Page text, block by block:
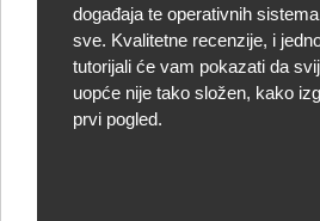
događaja te operativnih
sve. Kvalitetne recenzije, i
tutorijali će vam pokazati da
uopće nije tako složen, kako
prvi pogled.